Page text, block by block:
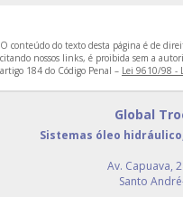
TROCADOR DE CALOR
FABRICANTES DE TROCADORES
EMPRESA DE VASOS DE PRESSÃO
O conteúdo do texto desta página é de
citando nossos links, é proibida sem a
artigo 184 do Código Penal – Lei 9610/98 -
Global
Sistemas óleo
Av. Capuava,
Santo